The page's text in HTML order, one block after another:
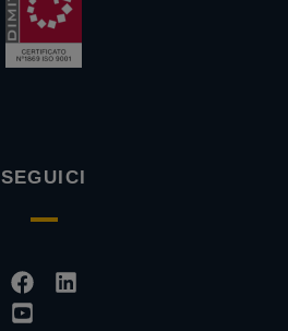
SEGUICI
Facebook
Linkedin
Youtube-
square